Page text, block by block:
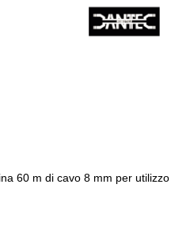
60 m di cavo 8 mm per utilizzo